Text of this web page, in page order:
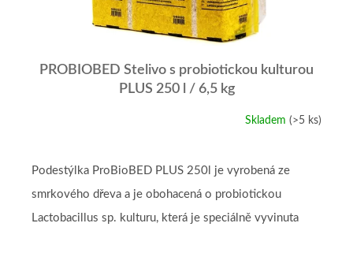
PROBIOBED Stelivo s probiotickou kulturou
PLUS 250 l / 6,5 kg
je
z
5
Skladem(>5 ks)
Podestýlka ProBioBED PLUS 250l je vyrobená ze
smrkového dřeva a je obohacená o probiotickou
Lactobacillus sp. kulturu, která je speciálně vyvinuta